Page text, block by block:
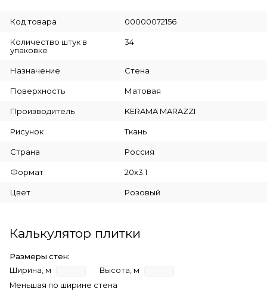
Код товара 00000072156
Количество штук в
упаковке
34
Назначение Стена
Поверхность Матовая
Производитель KERAMA MARAZZI
Рисунок Ткань
Страна Россия
Формат 20x3.1
Цвет Розовый
Калькулятор плитки
Размеры стен:
Ширина, м
Высота, м
Меньшая по ширине стена